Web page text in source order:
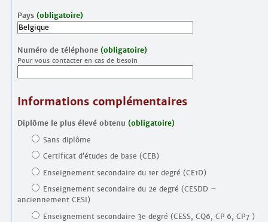
Pays (obligatoire)
Numéro de téléphone (obligatoire)
Pour vous contacter en cas de besoin
Informations complémentaires
Diplôme le plus élevé obtenu (obligatoire)
Sans diplôme
Certificat d’études de base (CEB)
Enseignement secondaire du 1er degré (CE1D)
Enseignement secondaire du 2e degré (CESDD –
anciennement CESI)
Enseignement secondaire 3e degré (CESS, CQ6, CP 6, CP7 )